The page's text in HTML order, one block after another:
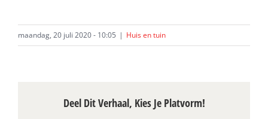
maandag, 20 juli 2020 - 10:05 | Huis en tuin
Deel Dit Verhaal, Kies Je Platvorm!